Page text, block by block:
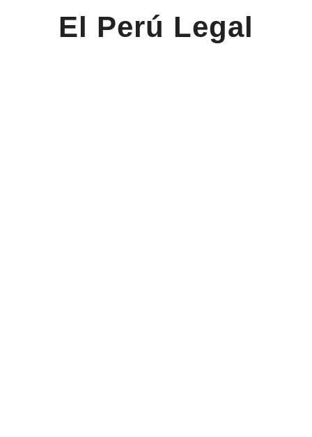
El Perú Legal